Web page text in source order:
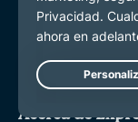
ExpressMailGuard
eSIM
ExpressAI
Acerca de